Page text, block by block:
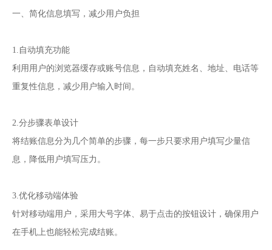
一、简化信息填写，减少用户负担
1.自动填充功能
利用用户的浏览器缓存或账号信息，自动填充姓名、地址、电话等
重复性信息，减少用户输入时间。
2.分步骤表单设计
将结账信息分为几个简单的步骤，每一步只要求用户填写少量信
息，降低用户填写压力。
3.优化移动端体验
针对移动端用户，采用大号字体、易于点击的按钮设计，确保用户
在手机上也能轻松完成结账。